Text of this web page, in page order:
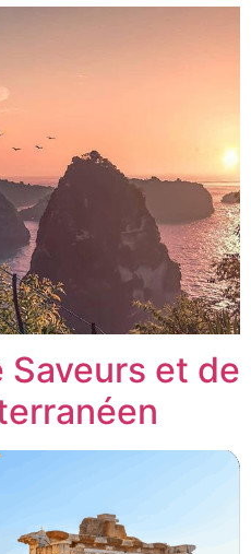
Saveurs et de